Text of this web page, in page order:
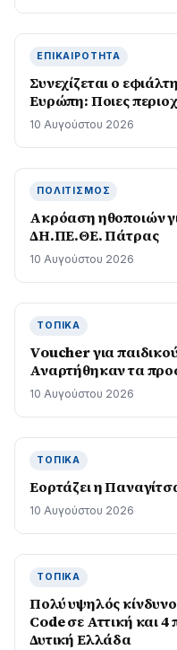
ΕΠΙΚΑΙΡΌΤΗΤΑ
Συνεχίζεται ο
Ευρώπη: Ποιες
10 Αυγούστου 2026
ΠΟΛΙΤΙΣΜΌΣ
Ακρόαση ηθοποιών
ΔΗ.ΠΕ.ΘΕ. Πάτρας
10 Αυγούστου 2026
ΤΟΠΙΚΆ
Voucher για
Αναρτήθηκαν τα
10 Αυγούστου 2026
ΤΟΠΙΚΆ
Εορτάζει η
10 Αυγούστου 2026
ΤΟΠΙΚΆ
Πολύ υψηλός
Code σε Αττική και 4
Δυτική Ελλάδα